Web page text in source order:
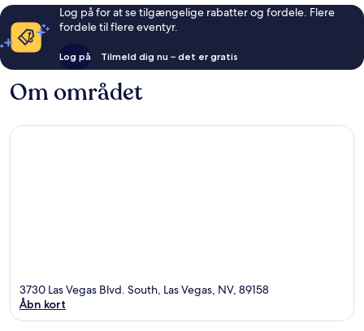
Log på for at se tilgængelige rabatter og fordele. Flere
fordele til flere eventyr.
Log på Tilmeld dig nu – det er gratis
Om området
3730 Las Vegas Blvd. South, Las Vegas, NV, 89158
Åbn kort